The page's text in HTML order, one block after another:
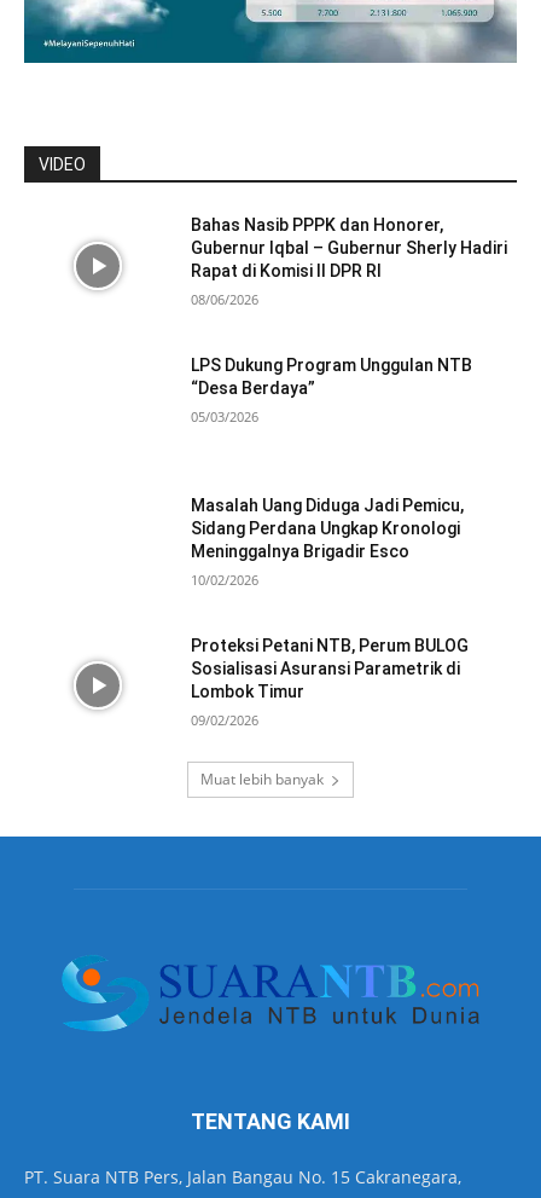
VIDEO
Bahas Nasib PPPK dan Honorer,
Gubernur Iqbal – Gubernur Sherly Hadiri
Rapat di Komisi II DPR RI
08/06/2026
LPS Dukung Program Unggulan NTB
“Desa Berdaya”
05/03/2026
Masalah Uang Diduga Jadi Pemicu,
Sidang Perdana Ungkap Kronologi
Meninggalnya Brigadir Esco
10/02/2026
Proteksi Petani NTB, Perum BULOG
Sosialisasi Asuransi Parametrik di
Lombok Timur
09/02/2026
Muat lebih banyak
TENTANG KAMI
PT. Suara NTB Pers, Jalan Bangau No. 15 Cakranegara,